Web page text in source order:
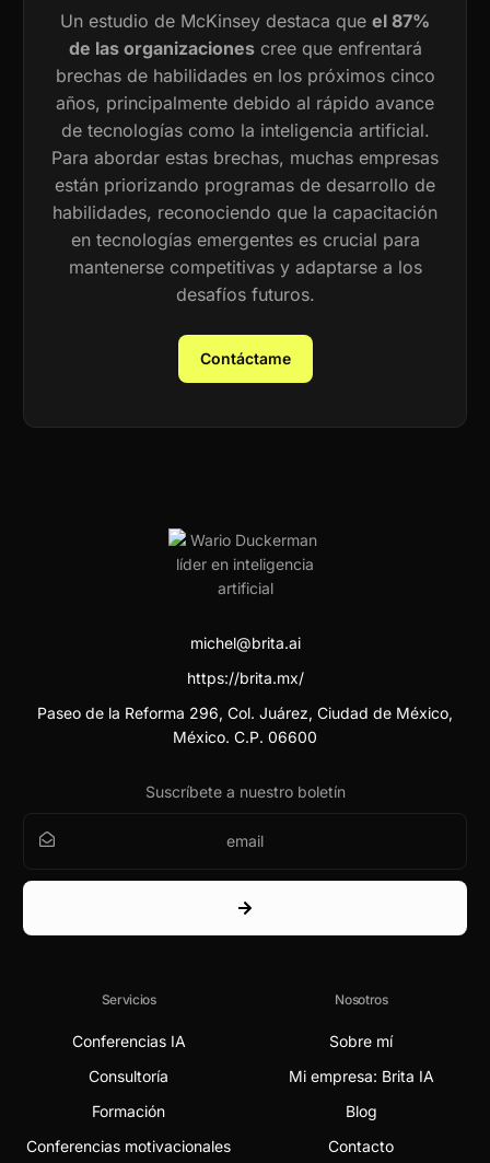
Un estudio de McKinsey destaca que el 87%
de las organizacionescree que enfrentará
brechas de habilidades en los próximos cinco
años, principalmente debido al rápido avance
de tecnologías como la inteligencia artificial.
Para abordar estas brechas, muchas empresas
están priorizando programas de desarrollo de
habilidades, reconociendo que la capacitación
en tecnologías emergentes es crucial para
mantenerse competitivas y adaptarse a los
desafíos futuros.
Contáctame
michel@brita.ai
https://brita.mx/
Paseo de la Reforma 296, Col. Juárez, Ciudad de México,
México. C.P. 06600
Suscríbete a nuestro boletín
Servicios
Conferencias IA
Consultoría
Formación
Conferencias motivacionales
Nosotros
Sobre mí
Mi empresa: Brita IA
Blog
Contacto